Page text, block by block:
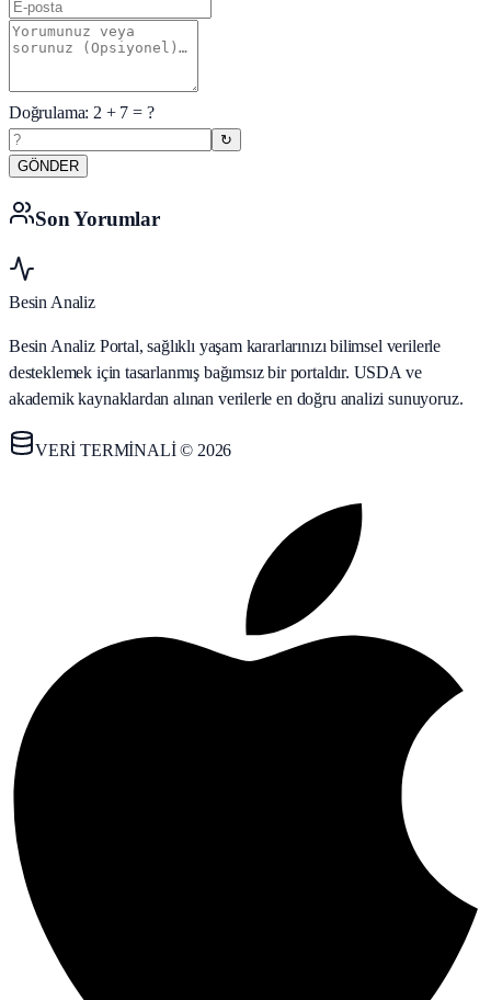
Doğrulama: 2 + 7 = ?
↻
GÖNDER
Son Yorumlar
Besin Analiz
Besin Analiz Portal, sağlıklı yaşam kararlarınızı bilimsel verilerle
desteklemek için tasarlanmış bağımsız bir portaldır. USDA ve
akademik kaynaklardan alınan verilerle en doğru analizi sunuyoruz.
VERİ TERMİNALİ © 2026